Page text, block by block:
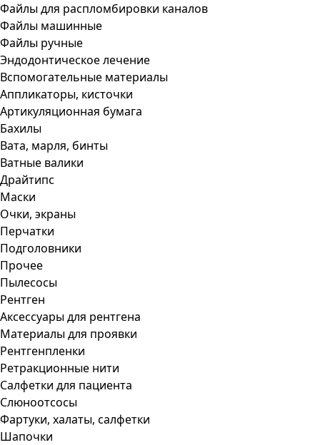
Файлы для распломбировки каналов
Файлы машинные
Файлы ручные
Эндодонтическое лечение
Вспомогательные материалы
Аппликаторы, кисточки
Артикуляционная бумага
Бахилы
Вата, марля, бинты
Ватные валики
Драйтипс
Маски
Очки, экраны
Перчатки
Подголовники
Прочее
Пылесосы
Рентген
Аксессуары для рентгена
Материалы для проявки
Рентгенпленки
Ретракционные нити
Салфетки для пациента
Слюноотсосы
Фартуки, халаты, салфетки
Шапочки